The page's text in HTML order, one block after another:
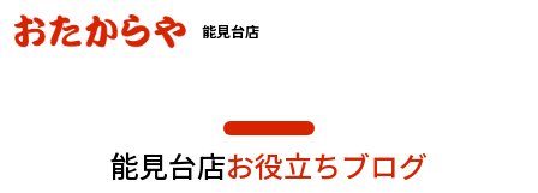
能見台店
能見台店お役立ちブログ